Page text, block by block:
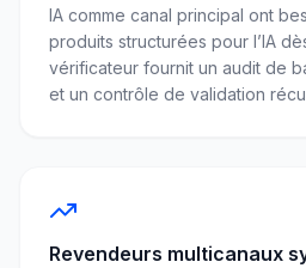
IA comme canal principal ont
produits structurées pour l’IA
vérificateur fournit un audit de
et un contrôle de validation
Revendeurs multicanaux